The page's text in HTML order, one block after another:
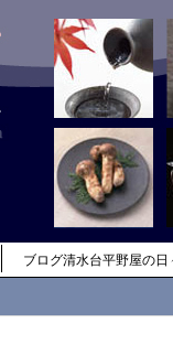
ブログ清水台平野屋の日